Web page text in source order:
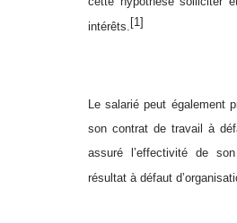
intérêts. [1]
Le salarié peut également
son contrat de travail à
assuré l’effectivité de
résultat à défaut